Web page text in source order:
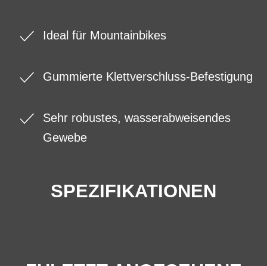
Ideal für Mountainbikes
Gummierte Klettverschluss-Befestigung
Sehr robustes, wasserabweisendes
Gewebe
SPEZIFIKATIONEN